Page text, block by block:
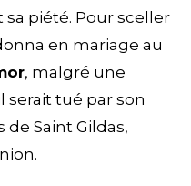
piété. Pour sceller
en mariage au
, malgré une
serait tué par son
de Saint Gildas,